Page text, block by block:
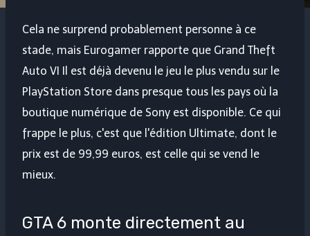
Cela ne surprend probablement personne à ce
stade, mais Eurogamer rapporte que Grand Theft
Auto VI
Il est déjà devenu le jeu le plus vendu sur le
PlayStation Store dans presque tous les pays où la
boutique numérique de Sony est disponible. Ce qui
frappe le plus, c'est que l'édition Ultimate, dont le
prix est de 99,99 euros, est celle qui se vend le
mieux.
GTA 6 monte directement au